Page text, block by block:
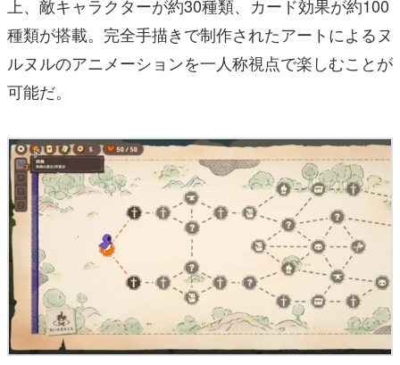
上、敵キャラクターが約30種類、カード効果が約100
種類が搭載。完全手描きで制作されたアートによるヌ
ルヌルのアニメーションを一人称視点で楽しむことが
可能だ。